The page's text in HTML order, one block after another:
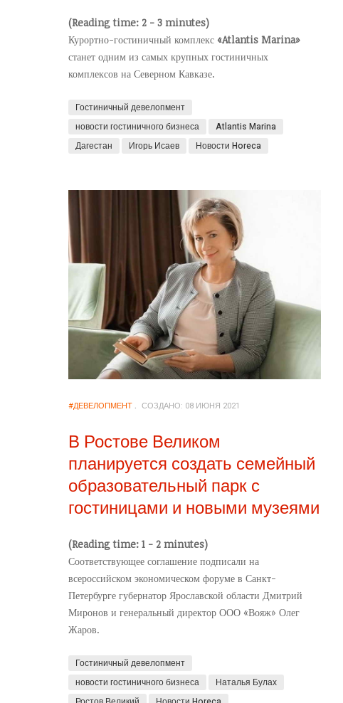
(Reading time: 2 - 3 minutes)
Курортно-гостиничный комплекс «Atlantis Marina»
станет одним из самых крупных гостиничных
комплексов на Северном Кавказе.
Гостиничный девелопмент
новости гостиничного бизнеса
Atlantis Marina
Дагестан
Игорь Исаев Новости Horeca
#ДЕВЕЛОПМЕНТ СОЗДАНО: 08 ИЮНЯ 2021
В Ростове Великом
планируется создать семейный
образовательный парк с
гостиницами и новыми музеями
(Reading time: 1 - 2 minutes)
Соответствующее соглашение подписали на
всероссийском экономическом форуме в Санкт-
Петербурге губернатор Ярославской области Дмитрий
Миронов и генеральный директор ООО «Вояж» Олег
Жаров.
Гостиничный девелопмент
новости гостиничного бизнеса
Наталья Булах